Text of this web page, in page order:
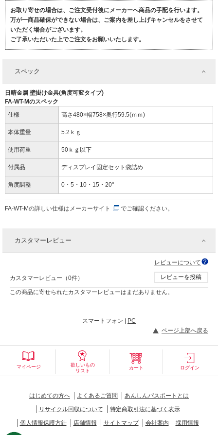
お取り寄せの場合は、ご注文受付後にメーカーへ商品の手配を行います。
万が一商品確保ができない場合は、ご案内を差し上げキャンセルをさせて
いただく場合がございます。
ご了承いただいた上でご注文をお願いいたします。
スペック
日晴金属 壁掛け金具(角度可変タイプ)
FA-WT-Mのスペック
仕様
高さ480×幅758×奥行59.5(ｍｍ)
本体重量 5.2ｋｇ
使用荷重 50ｋｇ以下
付属品 ディスプレイ固定セット袋詰め
角度調整 0・5・10・15・20°
FA-WT-Mの詳しい仕様は メーカーサイト でご確認ください。
カスタマーレビュー
レビューについて
カスタマーレビュー（0件） レビューを投稿
この商品に寄せられたカスタマーレビューはまだありません。
スマートフォン |
PC
ページ上部へ戻る
マイページ
欲しいもの
リスト
カート ログイン
はじめての方へ よくあるご質問
あんしんパスポートとは
リサイクル回収について
特定商取引法に基づく表示
個人情報保護方針
店舗情報 サイトマップ 会社案内 採用情報